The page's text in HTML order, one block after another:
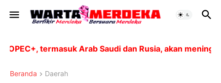
termasuk Arab Saudi dan Rusia, akan
Beranda Daerah